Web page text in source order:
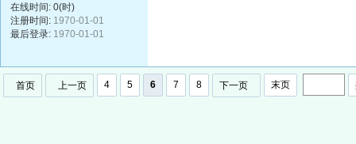
在线时间: 0(时)
注册时间: 1970-01-01
最后登录: 1970-01-01
首页 上一页 4 5 6 7 8 下一页 末页